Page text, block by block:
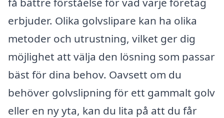
erbjuder. Olika golvslipare kan ha olika
metoder och utrustning, vilket ger dig
möjlighet att välja den lösning som passar
bäst för dina behov. Oavsett om du
behöver golvslipning för ett gammalt golv
eller en ny yta, kan du lita på att du får